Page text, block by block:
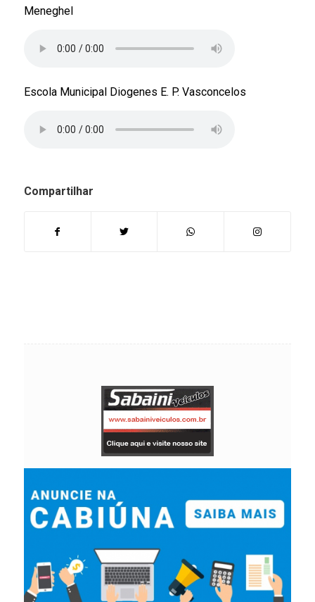
Meneghel
Escola Municipal Diogenes E. P. Vasconcelos
Compartilhar